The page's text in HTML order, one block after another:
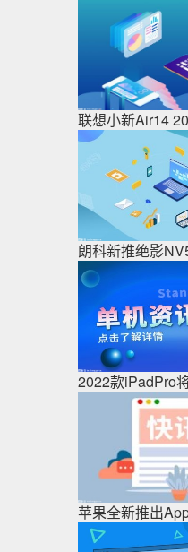
联想小新Air14
朗科新推绝影
2022款iPadPro
苹果全新推出